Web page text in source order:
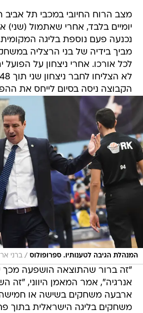
מצב הרוח החיובי במכבי תל אביב
יומיים בלבד, אחרי שאתמול (שני)
מביך בידיה של בני הרצליה
לכל אורכו. אחרי ניצחון על הפועל
הקבוצה ניסה בסיום לייחס את
המנהלת הגיבה לטענותיו. ספרופולוס / ברני
"זה ברור שהתוצאה הושפעה מכך
אנרגיה", אמר המאמן היווני, "זה
ארבעה משחקים בשישה או חמישה